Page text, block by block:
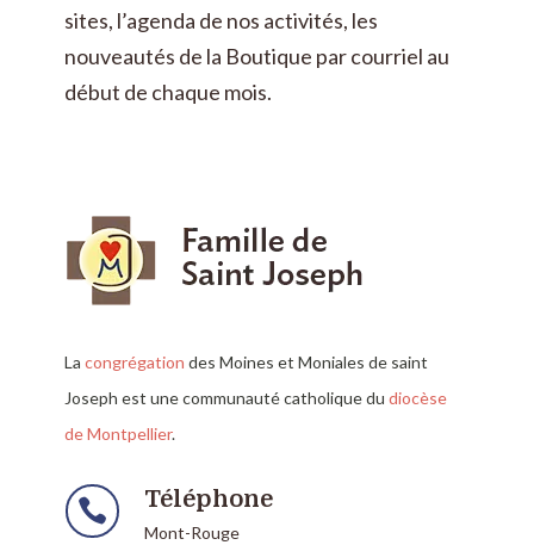
sites, l’agenda de nos activités, les
nouveautés de la Boutique par courriel au
début de chaque mois.
Lacongrégation des Moines et Moniales de saint
Joseph est une communauté catholique dudiocèse
de Montpellier.
 Téléphone
Mont-Rouge